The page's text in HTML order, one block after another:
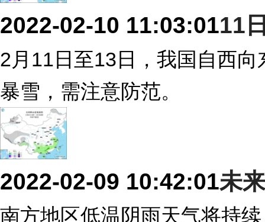
2022-02-10 11:03:0111
2月11日至13日，我国自西
暴雪，需注意防范。
2022-02-09 10:42:01未
南方地区低温阴雨天气将持